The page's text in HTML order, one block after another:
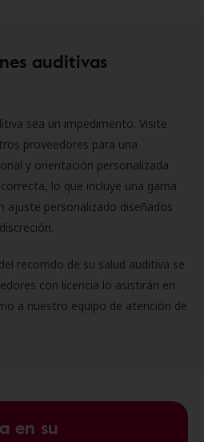
auditivas
sea un impedimento. Visite
proveedores para una
y orientación personalizada
lo que incluye una gama
ajuste personalizado diseñados
recorrido de su salud auditiva se
con licencia lo asistirán en
a nuestro equipo de atención de
en su